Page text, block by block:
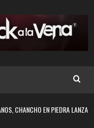
CHANCHO EN PIEDRA LANZA